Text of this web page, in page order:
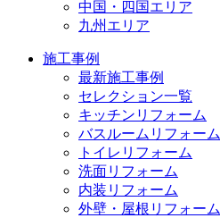
中国・四国エリア
九州エリア
施工事例
最新施工事例
セレクション一覧
キッチンリフォーム
バスルームリフォーム
トイレリフォーム
洗面リフォーム
内装リフォーム
外壁・屋根リフォーム